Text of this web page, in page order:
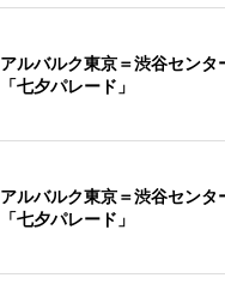
アルバルク東京＝渋谷センタ
「七夕パレード」
アルバルク東京＝渋谷センタ
「七夕パレード」